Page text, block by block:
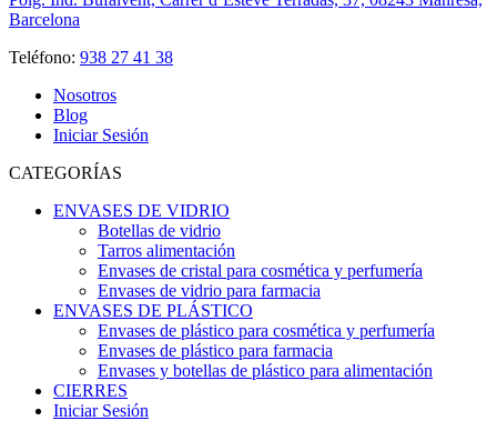
Barcelona
Teléfono: 938 27 41 38
Nosotros
Blog
Iniciar Sesión
CATEGORÍAS
ENVASES DE VIDRIO
Botellas de vidrio
Tarros alimentación
Envases de cristal para cosmética y perfumería
Envases de vidrio para farmacia
ENVASES DE PLÁSTICO
Envases de plástico para cosmética y perfumería
Envases de plástico para farmacia
Envases y botellas de plástico para alimentación
CIERRES
Iniciar Sesión